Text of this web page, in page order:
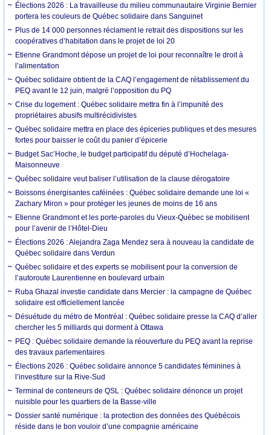
Élections 2026 : La travailleuse du milieu communautaire Virginie Bernier
portera les couleurs de Québec solidaire dans Sanguinet
Plus de 14 000 personnes réclament le retrait des dispositions sur les
coopératives d’habitation dans le projet de loi 20
Etienne Grandmont dépose un projet de loi pour reconnaître le droit à
l’alimentation
Québec solidaire obtient de la CAQ l’engagement de rétablissement du
PEQ avant le 12 juin, malgré l’opposition du PQ
Crise du logement : Québec solidaire mettra fin à l’impunité des
propriétaires abusifs multirécidivistes
Québec solidaire mettra en place des épiceries publiques et des mesures
fortes pour baisser le coût du panier d’épicerie
Budget Sac’Hoche, le budget participatif du député d’Hochelaga-
Maisonneuve
Québec solidaire veut baliser l’utilisation de la clause dérogatoire
Boissons énergisantes caféinées : Québec solidaire demande une loi «
Zachary Miron » pour protéger les jeunes de moins de 16 ans
Etienne Grandmont et les porte-paroles du Vieux-Québec se mobilisent
pour l’avenir de l’Hôtel-Dieu
Élections 2026 : Alejandra Zaga Mendez sera à nouveau la candidate de
Québec solidaire dans Verdun
Québec solidaire et des experts se mobilisent pour la conversion de
l’autoroute Laurentienne en boulevard urbain
Ruba Ghazal investie candidate dans Mercier : la campagne de Québec
solidaire est officiellement lancée
Désuétude du métro de Montréal : Québec solidaire presse la CAQ d’aller
chercher les 5 milliards qui dorment à Ottawa
PEQ : Québec solidaire demande la réouverture du PEQ avant la reprise
des travaux parlementaires
Élections 2026 : Québec solidaire annonce 5 candidates féminines à
l’investiture sur la Rive-Sud
Terminal de conteneurs de QSL : Québec solidaire dénonce un projet
nuisible pour les quartiers de la Basse-ville
Dossier santé numérique : la protection des données des Québécois
réside dans le bon vouloir d’une compagnie américaine